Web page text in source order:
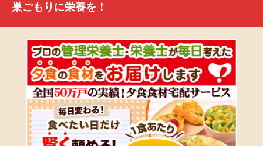
巣ごもりに栄養を！